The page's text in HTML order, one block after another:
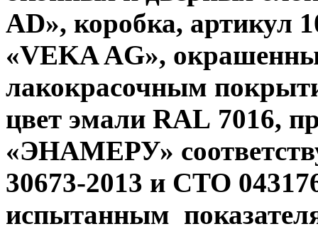
AD», коробка, артикул
«VEKA AG»,
лакокрасочным
цвет эмали RAL 7016,
«ЭНАМЕРУ»
30673-2013 и СТО
испытанным